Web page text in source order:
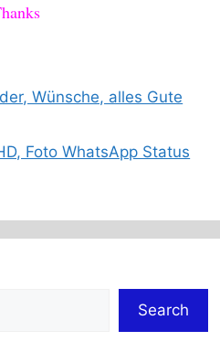
Wünsche, alles Gute
Foto WhatsApp Status
Search